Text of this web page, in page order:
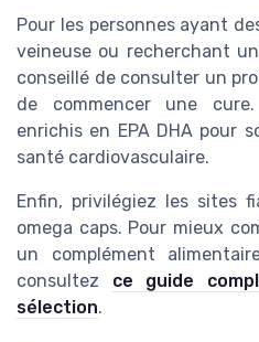
Pour les personnes ayant
veineuse ou recherchant
conseillé de consulter un
de commencer une
enrichis en EPA DHA pour
santé cardiovasculaire.
Enfin, privilégiez les sites
omega caps. Pour mieux
un complément
consultez ce guide
sélection.